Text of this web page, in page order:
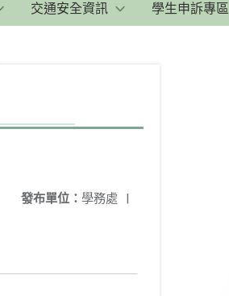
交通安全資訊 學生申訴專區
發布單位： 學務處 |